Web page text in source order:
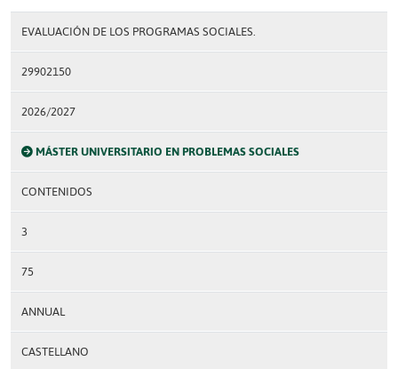
EVALUACIÓN DE LOS PROGRAMAS SOCIALES.
29902150
2026/2027
MÁSTER UNIVERSITARIO EN PROBLEMAS SOCIALES
CONTENIDOS
3
75
ANNUAL
CASTELLANO